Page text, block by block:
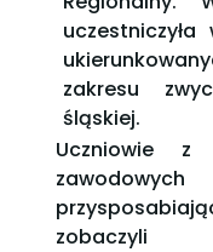
zakresu
śląskiej.
Uczniowie z
zawodowych
zobaczyli